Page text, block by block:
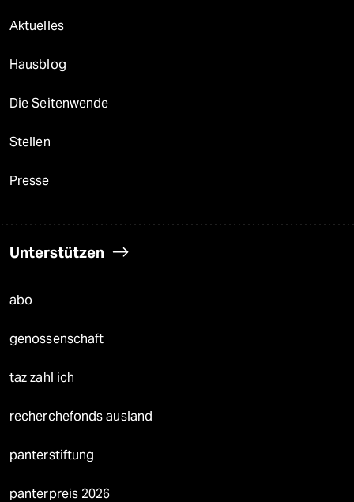
Aktuelles
Hausblog
Die Seitenwende
Stellen
Presse
Unterstützen
abo
genossenschaft
taz zahl ich
recherchefonds ausland
panterstiftung
panterpreis 2026